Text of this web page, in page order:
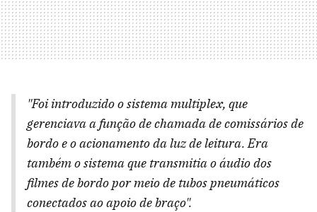
"Foi introduzido o sistema multiplex, que
gerenciava a função de chamada de comissários de
bordo e o acionamento da luz de leitura. Era
também o sistema que transmitia o áudio dos
filmes de bordo por meio de tubos pneumáticos
conectados ao apoio de braço".